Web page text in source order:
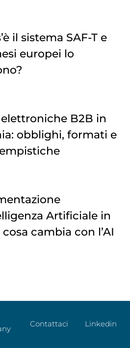
il sistema SAF-T e
europei lo
B2B in
obblighi, formati e
Artificiale in
cambia con l’AI
Contattaci Linkedin